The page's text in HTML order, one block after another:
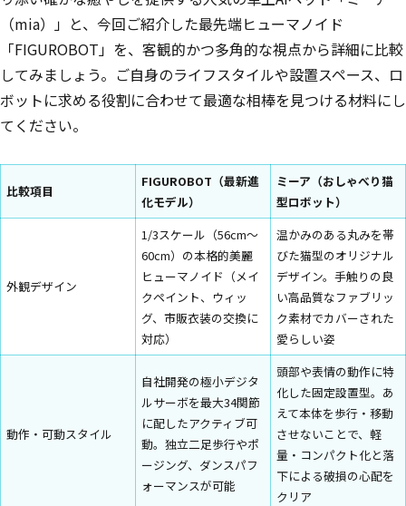
（mia）」と、今回ご紹介した最先端ヒューマノイド
「FIGUROBOT」を、客観的かつ多角的な視点から詳細に比較
してみましょう。ご自身のライフスタイルや設置スペース、ロ
ボットに求める役割に合わせて最適な相棒を見つける材料にし
てください。
比較項目
FIGUROBOT（最新進
化モデル）
ミーア（おしゃべり猫
型ロボット）
外観デザイン
1/3スケール（56cm〜
60cm）の本格的美麗
ヒューマノイド（メイ
クペイント、ウィッ
グ、市販衣装の交換に
対応）
温かみのある丸みを帯
びた猫型のオリジナル
デザイン。手触りの良
い高品質なファブリッ
ク素材でカバーされた
愛らしい姿
動作・可動スタイル
自社開発の極小デジタ
ルサーボを最大34関節
に配したアクティブ可
動。独立二足歩行やポ
ージング、ダンスパフ
ォーマンスが可能
頭部や表情の動作に特
化した固定設置型。あ
えて本体を歩行・移動
させないことで、軽
量・コンパクト化と落
下による破損の心配を
クリア